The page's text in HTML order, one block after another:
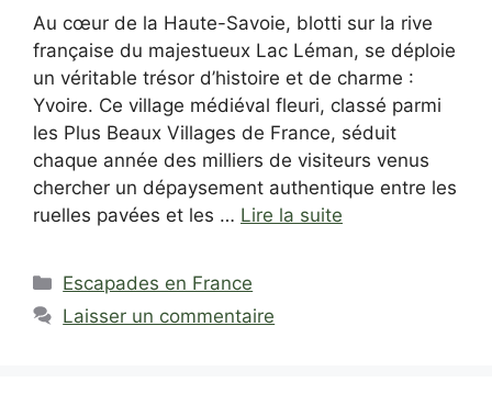
Au cœur de la Haute-Savoie, blotti sur la rive
française du majestueux Lac Léman, se déploie
un véritable trésor d’histoire et de charme :
Yvoire. Ce village médiéval fleuri, classé parmi
les Plus Beaux Villages de France, séduit
chaque année des milliers de visiteurs venus
chercher un dépaysement authentique entre les
ruelles pavées et les … Lire la suite
Catégories
Escapades en France
Laisser un commentaire